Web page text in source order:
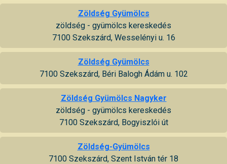
Zöldség Gyümölcs
zöldség - gyümölcs kereskedés
7100 Szekszárd, Wesselényi u. 16
Zöldség Gyümölcs
7100 Szekszárd, Béri Balogh Ádám u. 102
Zöldség Gyümölcs Nagyker
zöldség - gyümölcs kereskedés
7100 Szekszárd, Bogyiszlói út
Zöldség-Gyümölcs
7100 Szekszárd, Szent István tér 18